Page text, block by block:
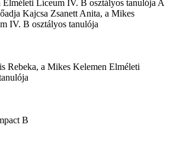
Líceum IV. B osztályos tanulója A
Kajcsa Zsanett Anita, a Mikes
IV. B osztályos tanulója
Rebeka, a Mikes Kelemen Elméleti
B